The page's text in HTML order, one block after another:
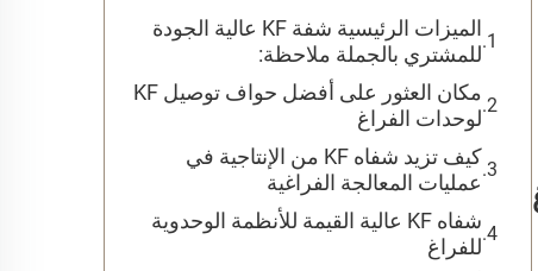
الميزات الرئيسية شفة KF عالية الجودة
للمشتري بالجملة ملاحظة:
مكان العثور على أفضل حواف توصيل KF
لوحدات الفراغ
كيف تزيد شفاه KF من الإنتاجية في
عمليات المعالجة الفراغية
شفاه KF عالية القيمة للأنظمة الوحدوية
للفراغ